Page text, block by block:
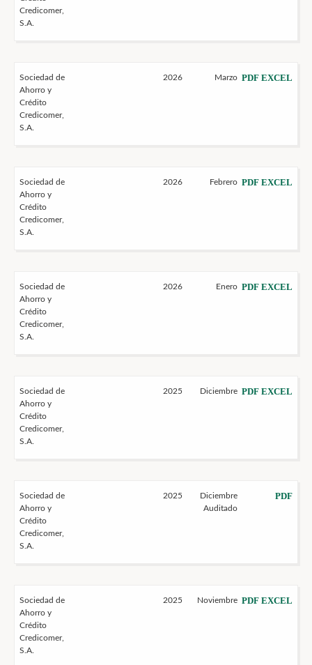
Credicomer,
S.A.
Sociedad de
Ahorro y
Crédito
Credicomer,
S.A.
2026 Marzo PDF EXCEL
Sociedad de
Ahorro y
Crédito
Credicomer,
S.A.
2026 Febrero PDF EXCEL
Sociedad de
Ahorro y
Crédito
Credicomer,
S.A.
2026 Enero PDF EXCEL
Sociedad de
Ahorro y
Crédito
Credicomer,
S.A.
2025 Diciembre PDF EXCEL
Sociedad de
Ahorro y
Crédito
Credicomer,
S.A.
2025
Diciembre
Auditado
PDF
Sociedad de
Ahorro y
Crédito
Credicomer,
S.A.
2025 Noviembre PDF EXCEL